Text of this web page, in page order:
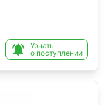

Узнать
о поступлении